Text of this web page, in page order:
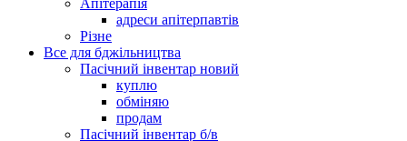
Апітерапія
адреси апітерпавтів
Різне
Все для бджільництва
Пасічний інвентар новий
куплю
обміняю
продам
Пасічний інвентар б/в